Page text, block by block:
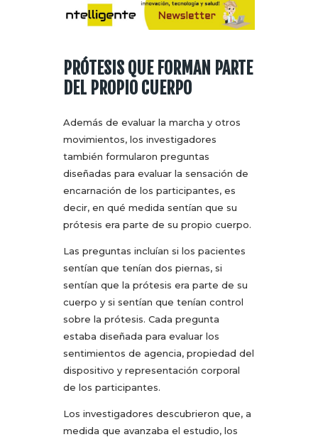
PRÓTESIS QUE FORMAN PARTE
DEL PROPIO CUERPO
Además de evaluar la marcha y otros
movimientos, los investigadores
también formularon preguntas
diseñadas para evaluar la sensación de
encarnación de los participantes, es
decir, en qué medida sentían que su
prótesis era parte de su propio cuerpo.
Las preguntas incluían si los pacientes
sentían que tenían dos piernas, si
sentían que la prótesis era parte de su
cuerpo y si sentían que tenían control
sobre la prótesis. Cada pregunta
estaba diseñada para evaluar los
sentimientos de agencia, propiedad del
dispositivo y representación corporal
de los participantes.
Los investigadores descubrieron que, a
medida que avanzaba el estudio, los